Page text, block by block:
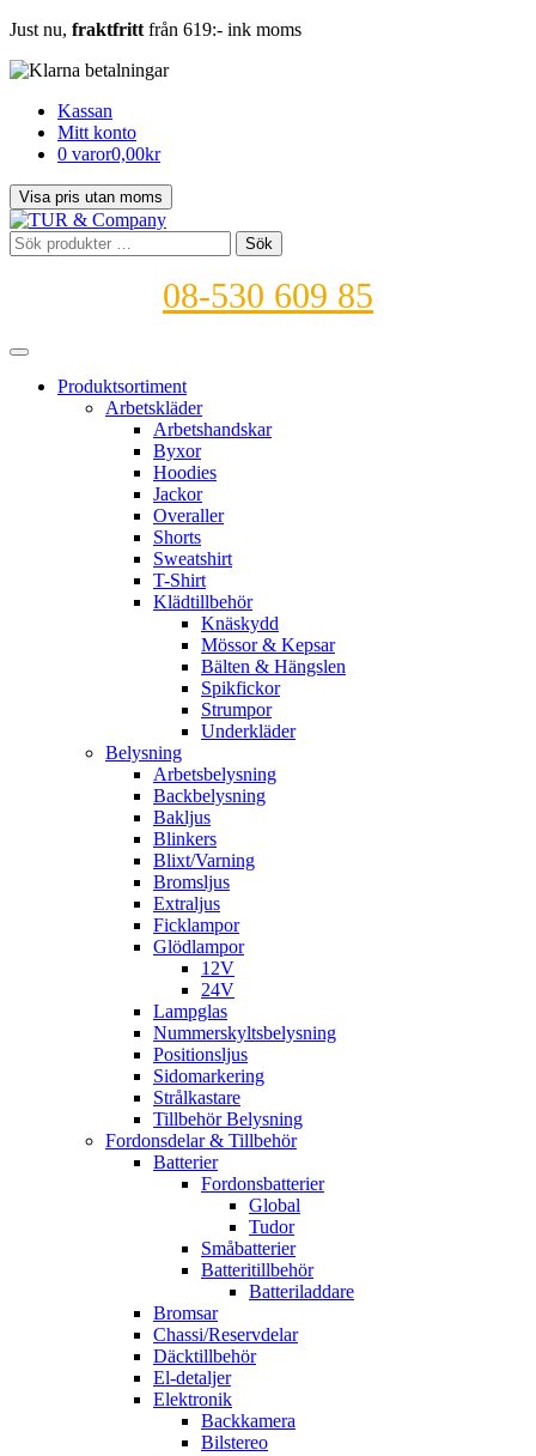
Just nu, fraktfritt från 619:- ink moms
Kassan
Mitt konto
0 varor0,00kr
Sök
efter:
Sök
08-530 609 85
Produktsortiment
Arbetskläder
Arbetshandskar
Byxor
Hoodies
Jackor
Overaller
Shorts
Sweatshirt
T-Shirt
Klädtillbehör
Knäskydd
Mössor & Kepsar
Bälten & Hängslen
Spikfickor
Strumpor
Underkläder
Belysning
Arbetsbelysning
Backbelysning
Bakljus
Blinkers
Blixt/Varning
Bromsljus
Extraljus
Ficklampor
Glödlampor
12V
24V
Lampglas
Nummerskyltsbelysning
Positionsljus
Sidomarkering
Strålkastare
Tillbehör Belysning
Fordonsdelar & Tillbehör
Batterier
Fordonsbatterier
Global
Tudor
Småbatterier
Batteritillbehör
Batteriladdare
Bromsar
Chassi/Reservdelar
Däcktillbehör
El-detaljer
Elektronik
Backkamera
Bilstereo